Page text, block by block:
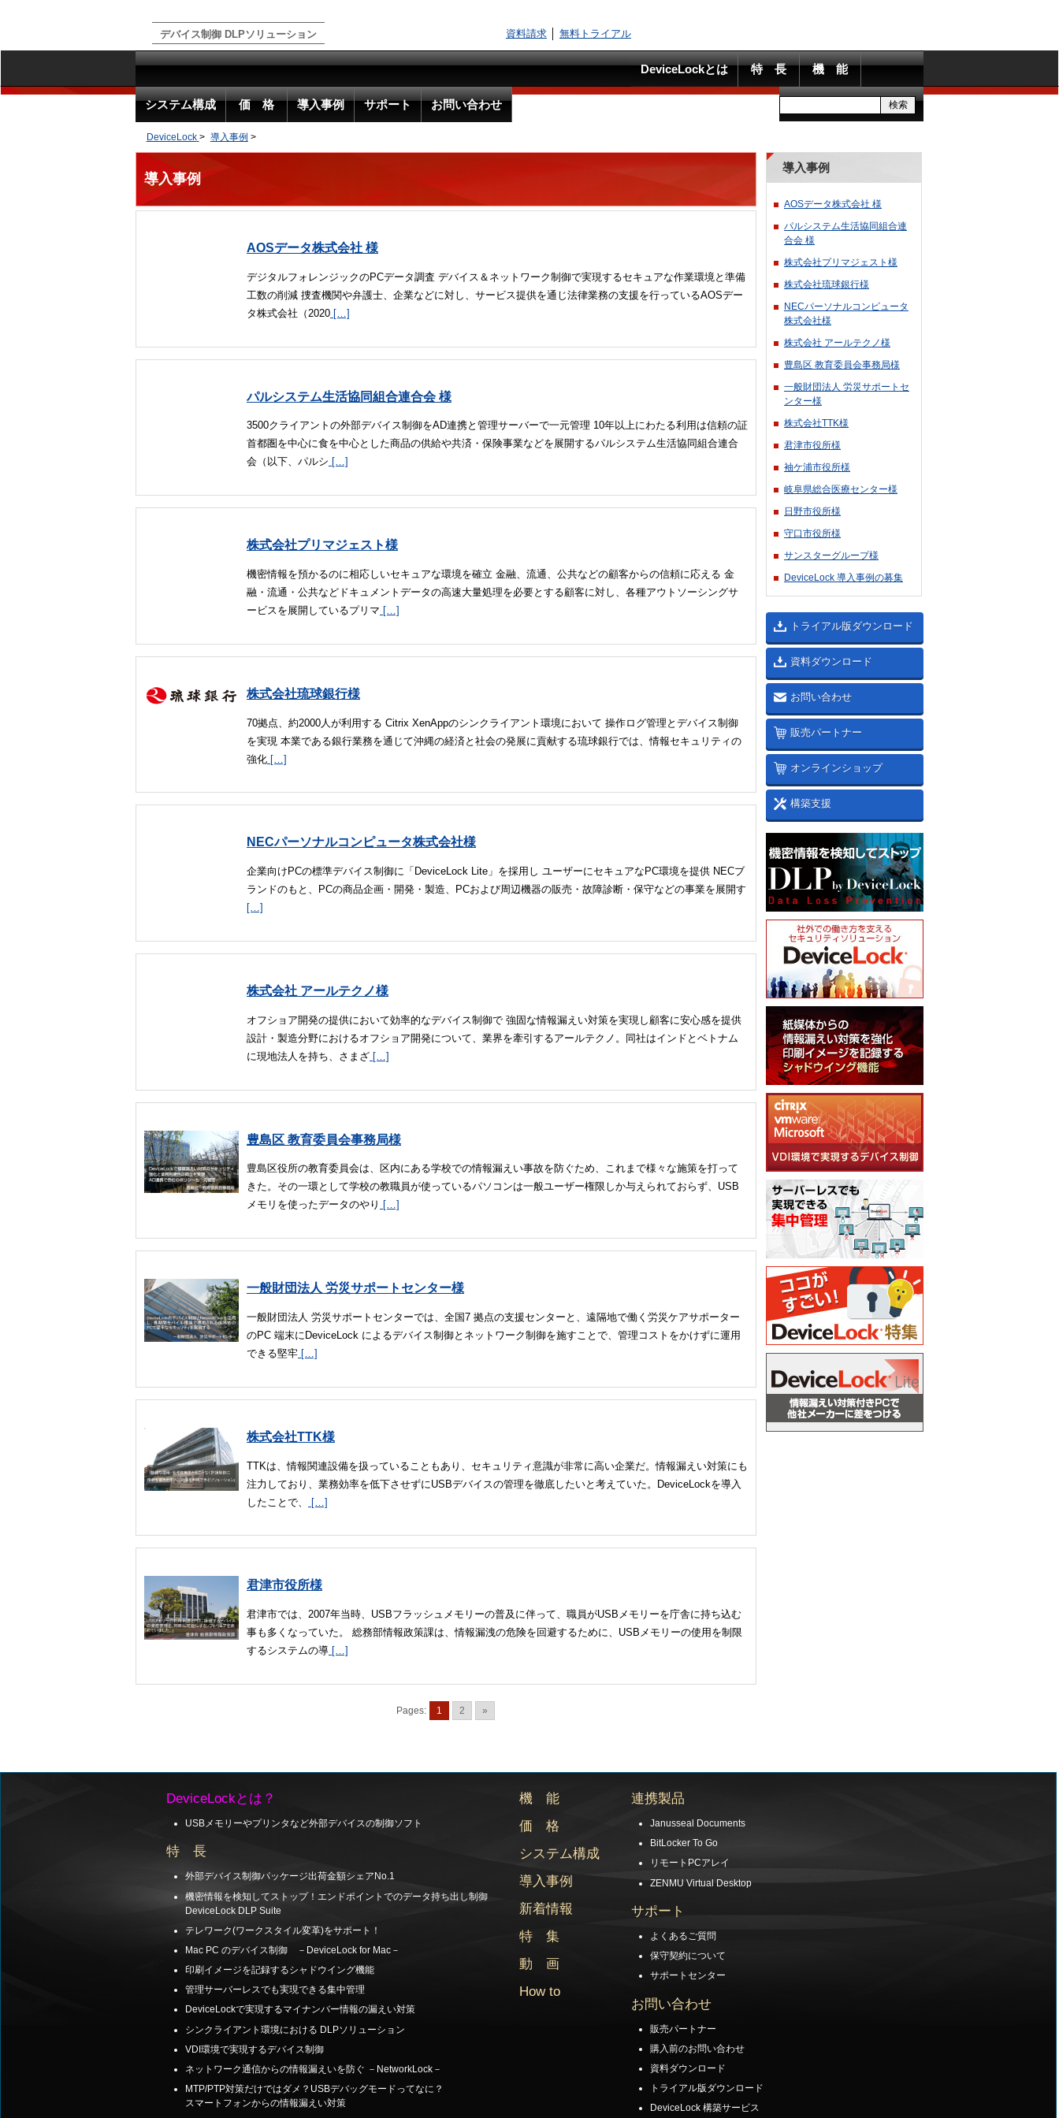
デバイス制御 DLPソリューション 資料請求 無料トライアル
DeviceLockとは 特 長 機 能
システム構成 価 格 導入事例 サポート お問い合わせ
DeviceLock > 導入事例 >
導入事例
AOSデータ株式会社 様
デジタルフォレンジックのPCデータ調査 デバイス＆ネットワーク制御で実現するセキュアな作業環境と準備
工数の削減 捜査機関や弁護士、企業などに対し、サービス提供を通じ法律業務の支援を行っているAOSデー
タ株式会社（2020 […]
パルシステム生活協同組合連合会 様
3500クライアントの外部デバイス制御をAD連携と管理サーバーで一元管理 10年以上にわたる利用は信頼の証
首都圏を中心に食を中心とした商品の供給や共済・保険事業などを展開するパルシステム生活協同組合連合
会（以下、パルシ […]
株式会社プリマジェスト様
機密情報を預かるのに相応しいセキュアな環境を確立 金融、流通、公共などの顧客からの信頼に応える 金
融・流通・公共などドキュメントデータの高速大量処理を必要とする顧客に対し、各種アウトソーシングサ
ービスを展開しているプリマ […]
株式会社琉球銀行様
70拠点、約2000人が利用する Citrix XenAppのシンクライアント環境において 操作ログ管理とデバイス制御
を実現 本業である銀行業務を通じて沖縄の経済と社会の発展に貢献する琉球銀行では、情報セキュリティの
強化 […]
NECパーソナルコンピュータ株式会社様
企業向けPCの標準デバイス制御に「DeviceLock Lite」を採用し ユーザーにセキュアなPC環境を提供 NECブ
ランドのもと、PCの商品企画・開発・製造、PCおよび周辺機器の販売・故障診断・保守などの事業を展開す
[…]
株式会社 アールテクノ様
オフショア開発の提供において効率的なデバイス制御で 強固な情報漏えい対策を実現し顧客に安心感を提供
設計・製造分野におけるオフショア開発について、業界を牽引するアールテクノ。同社はインドとベトナム
に現地法人を持ち、さまざ […]
豊島区 教育委員会事務局様
豊島区役所の教育委員会は、区内にある学校での情報漏えい事故を防ぐため、これまで様々な施策を打って
きた。その一環として学校の教職員が使っているパソコンは一般ユーザー権限しか与えられておらず、USB
メモリを使ったデータのやり […]
一般財団法人 労災サポートセンター様
一般財団法人 労災サポートセンターでは、全国7 拠点の支援センターと、遠隔地で働く労災ケアサポーター
のPC 端末にDeviceLock によるデバイス制御とネットワーク制御を施すことで、管理コストをかけずに運用
できる堅牢 […]
株式会社TTK様
TTKは、情報関連設備を扱っていることもあり、セキュリティ意識が非常に高い企業だ。情報漏えい対策にも
注力しており、業務効率を低下させずにUSBデバイスの管理を徹底したいと考えていた。DeviceLockを導入
したことで、
[…]
君津市役所様
君津市では、2007年当時、USBフラッシュメモリーの普及に伴って、職員がUSBメモリーを庁舎に持ち込む
事も多くなっていた。 総務部情報政策課は、情報漏洩の危険を回避するために、USBメモリーの使用を制限
するシステムの導 […]
Pages: 1 2 »
導入事例
AOSデータ株式会社 様
パルシステム生活協同組合連
合会 様
株式会社プリマジェスト様
株式会社琉球銀行様
NECパーソナルコンピュータ
株式会社様
株式会社 アールテクノ様
豊島区 教育委員会事務局様
一般財団法人 労災サポートセ
ンター様
株式会社TTK様
君津市役所様
袖ケ浦市役所様
岐阜県総合医療センター様
日野市役所様
守口市役所様
サンスターグループ様
DeviceLock 導入事例の募集
トライアル版ダウンロード
資料ダウンロード
お問い合わせ
販売パートナー
オンラインショップ
構築支援
DeviceLockとは？
USBメモリーやプリンタなど外部デバイスの制御ソフト
特 長
外部デバイス制御パッケージ出荷金額シェアNo.1
機密情報を検知してストップ！エンドポイントでのデータ持ち出し制御
DeviceLock DLP Suite
テレワーク(ワークスタイル変革)をサポート！
Mac PC のデバイス制御 －DeviceLock for Mac－
印刷イメージを記録するシャドウイング機能
管理サーバーレスでも実現できる集中管理
DeviceLockで実現するマイナンバー情報の漏えい対策
シンクライアント環境における DLPソリューション
VDI環境で実現するデバイス制御
ネットワーク通信からの情報漏えいを防ぐ －NetworkLock－
MTP/PTP対策だけではダメ？USBデバッグモードってなに？
スマートフォンからの情報漏えい対策
機 能
価 格
システム構成
導入事例
新着情報
特 集
動 画
How to
連携製品
Janusseal Documents
BitLocker To Go
リモートPCアレイ
ZENMU Virtual Desktop
サポート
よくあるご質問
保守契約について
サポートセンター
お問い合わせ
販売パートナー
購入前のお問い合わせ
資料ダウンロード
トライアル版ダウンロード
DeviceLock 構築サービス